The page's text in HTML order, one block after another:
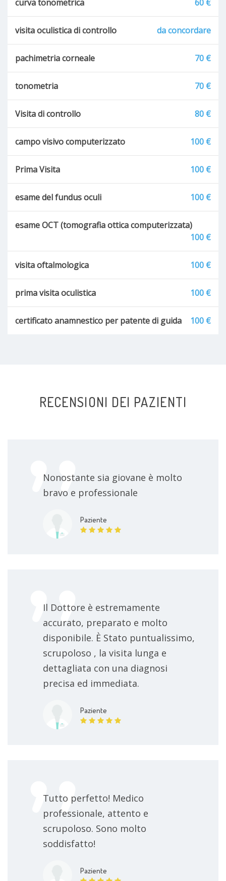
curva tonometrica 60 €
visita oculistica di controllo da concordare
pachimetria corneale 70 €
tonometria 70 €
Visita di controllo 80 €
campo visivo computerizzato 100 €
Prima Visita 100 €
esame del fundus oculi 100 €
esame OCT (tomografia ottica computerizzata)
100 €
visita oftalmologica 100 €
prima visita oculistica 100 €
certificato anamnestico per patente di guida 100 €
RECENSIONI DEI PAZIENTI
Nonostante sia giovane è molto
bravo e professionale
Paziente
Il Dottore è estremamente
accurato, preparato e molto
disponibile. È Stato puntualissimo,
scrupoloso , la visita lunga e
dettagliata con una diagnosi
precisa ed immediata.
Paziente
Tutto perfetto! Medico
professionale, attento e
scrupoloso. Sono molto
soddisfatto!
Paziente